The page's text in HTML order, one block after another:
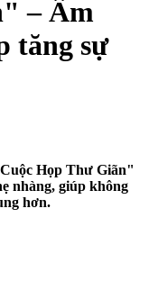
– Âm
tăng sự
Họp Thư Giãn"
nhàng, giúp không
hơn.